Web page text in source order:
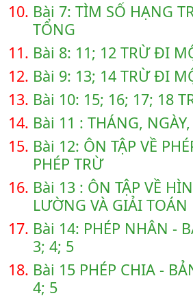
10. Bài 7: TÌM SỐ HẠNG
TỔNG
11. Bài 8: 11; 12 TRỪ ĐI
12. Bài 9: 13; 14 TRỪ ĐI
13. Bài 10: 15; 16; 17; 18
14. Bài 11 : THÁNG,
15. Bài 12: ÔN TẬP VỀ
PHÉP TRỪ
16. Bài 13 : ÔN TẬP VỀ
LƯỜNG VÀ GIẢI TOÁN
17. Bài 14: PHÉP NHÂN -
3; 4; 5
18. Bài 15 PHÉP CHIA -
4; 5